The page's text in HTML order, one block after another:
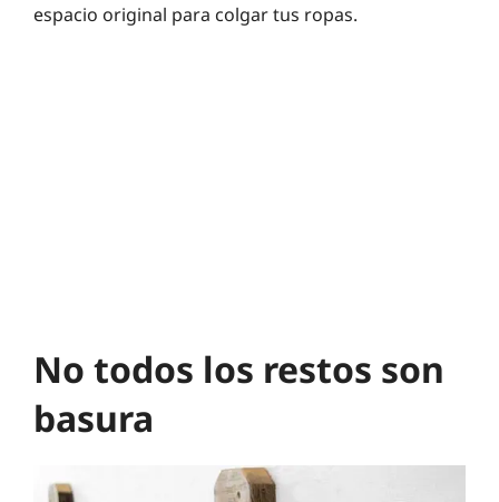
espacio original para colgar tus ropas.
No todos los restos son
basura